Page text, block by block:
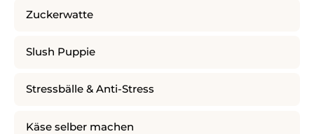
Zuckerwatte
Slush Puppie
Stressbälle & Anti-Stress
Käse selber machen